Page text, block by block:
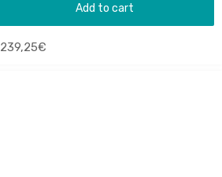
Add to cart
239,25€